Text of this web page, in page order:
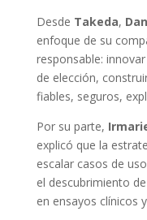
Desde Takeda,
enfoque de su
responsable:
de elección,
fiables, seguros,
Por su parte,
explicó que la
escalar casos de
el descubrimiento
en ensayos clínicos